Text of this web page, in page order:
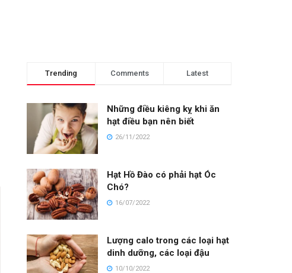
Trending Comments Latest
Những điều kiêng kỵ khi ăn
hạt điều bạn nên biết
26/11/2022
Hạt Hồ Đào có phải hạt Óc
Chó?
16/07/2022
Lượng calo trong các loại hạt
dinh dưỡng, các loại đậu
10/10/2022